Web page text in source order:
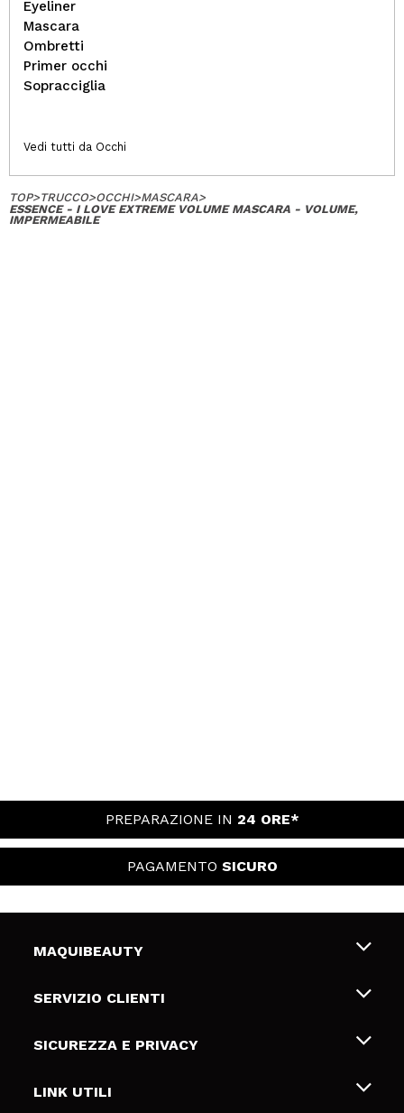
Eyeliner
Mascara
Ombretti
Primer occhi
Sopracciglia
Vedi tutti da Occhi
TOP>TRUCCO>OCCHI>MASCARA>
ESSENCE - I LOVE EXTREME VOLUME MASCARA - VOLUME,
IMPERMEABILE
PREPARAZIONE IN 24 ORE*
PAGAMENTO SICURO
MAQUIBEAUTY
Chi siamo
Gift Cards
SERVIZIO CLIENTI
Spedizioni & Resi
Metodi di pagamamento
SICUREZZA E PRIVACY
Termini e condizioni
LINK UTILI